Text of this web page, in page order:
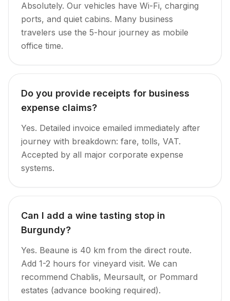
Absolutely. Our vehicles have Wi-Fi, charging
ports, and quiet cabins. Many business
travelers use the 5-hour journey as mobile
office time.
Do you provide receipts for business
expense claims?
Yes. Detailed invoice emailed immediately after
journey with breakdown: fare, tolls, VAT.
Accepted by all major corporate expense
systems.
Can I add a wine tasting stop in
Burgundy?
Yes. Beaune is 40 km from the direct route.
Add 1-2 hours for vineyard visit. We can
recommend Chablis, Meursault, or Pommard
estates (advance booking required).